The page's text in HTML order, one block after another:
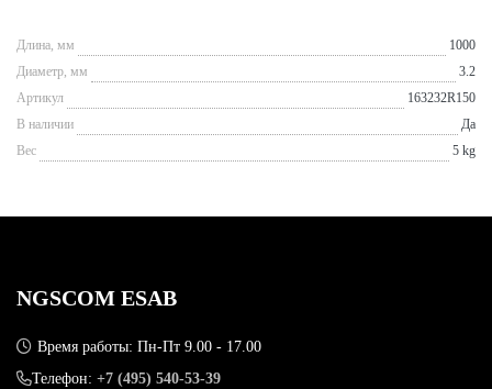
Длина, мм
1000
Диаметр, мм
3.2
Артикул
163232R150
В наличии
Да
Вес
5 kg
NGSCOM ESAB
Время работы: Пн-Пт 9.00 - 17.00
Телефон: +7 (495) 540-53-39